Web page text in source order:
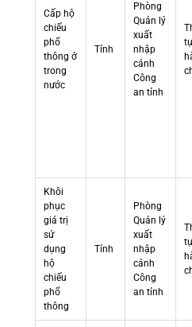
Cấp hộ
chiếu
phổ
thông ở
trong
nước
Tỉnh
Phòng
Quản lý
xuất
nhập
cảnh
Công
an tỉnh
Khôi
phục
giá trị
sử
dụng
hộ
chiếu
phổ
thông
Tỉnh
Phòng
Quản lý
xuất
nhập
cảnh
Công
an tỉnh